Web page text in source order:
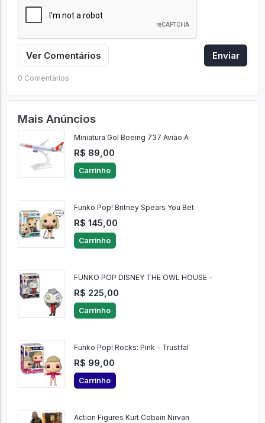
Ver Comentários Enviar
0 Comentários
Mais Anúncios
Miniatura Gol Boeing 737 Avião A
R$ 89,00
Carrinho
Funko Pop! Britney Spears You Bet
R$ 145,00
Carrinho
FUNKO POP DISNEY THE OWL HOUSE -
R$ 225,00
Carrinho
Funko Pop! Rocks: Pink - Trustfal
R$ 99,00
Carrinho
Action Figures Kurt Cobain Nirvan